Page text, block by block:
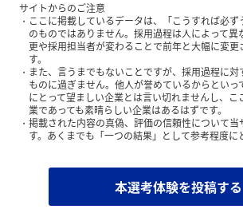
サイトからのご注意
ここに掲載しているデータは、「こうすれば必
のものではありません。採用過程は人によって
更や採用担当者が変わることで前年と大幅に変更
す。
また、言うまでもないことですが、採用過程に
ものに過ぎません。他人が誉めているからといっ
にとって望ましい企業とは言い切れませんし、
業であっても素晴らしい企業はあるはずです。
掲載された内容の真偽、評価の信頼性について当
す。あくまでも「一つの結果」として参考程度に
本選考体験を投稿する